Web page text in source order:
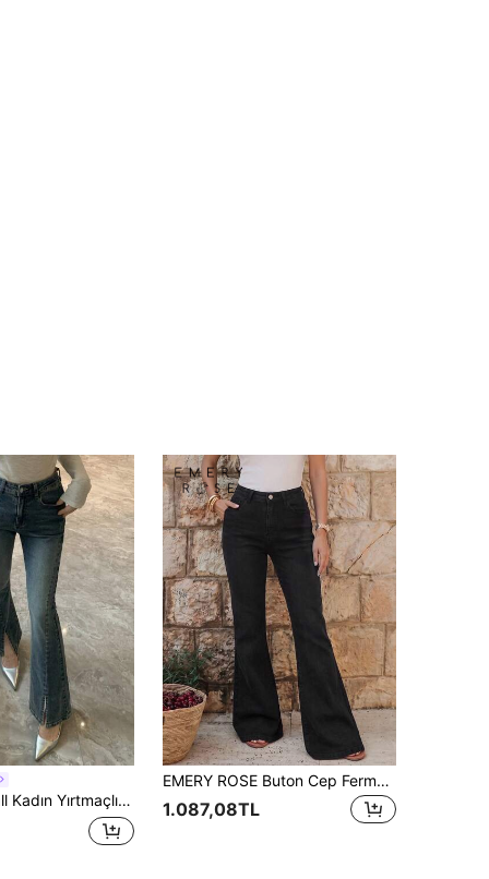
İspanyol Paça Kot Pantolon, Şık Denim Pantolon
EMERY ROSE Buton Cep Fermuar Sade Kadın Kot
1.087,08TL